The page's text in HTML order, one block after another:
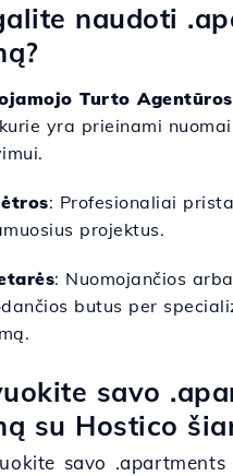
naudoti
Turto Agentūros
yra prieinami
: Profesionaliai
projektus.
: Nuomojančios arba
butus per
savo
su Hostico
savo